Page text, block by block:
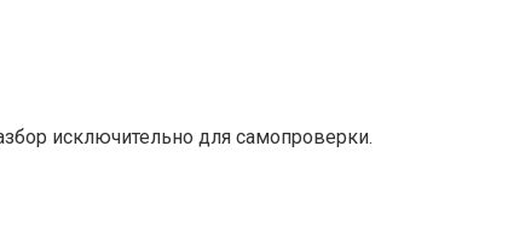
исключительно для самопроверки.